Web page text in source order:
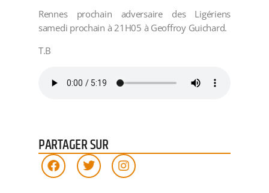
Rennes prochain adversaire des Ligériens
samedi prochain à 21H05 à Geoffroy Guichard.
T.B
PARTAGER SUR